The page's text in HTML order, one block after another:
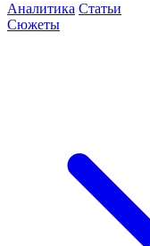
Аналитика Статьи
Сюжеты